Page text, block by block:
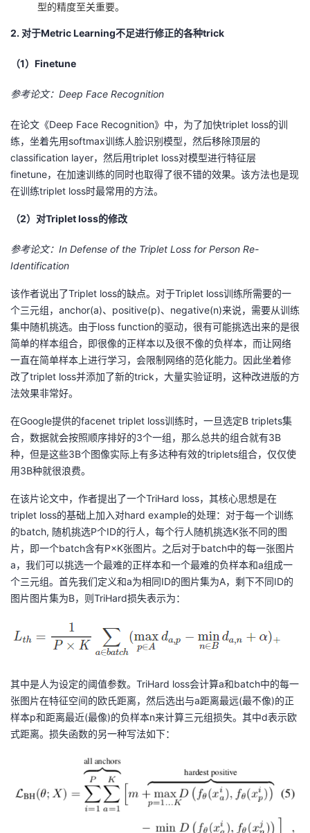
型的精度至关重要。
2. 对于Metric Learning不足进行修正的各种trick
（1）Finetune
参考论文：Deep Face Recognition
在论文《Deep Face Recognition》中，为了加快triplet loss的训
练，坐着先用softmax训练人脸识别模型，然后移除顶层的
classification layer，然后用triplet loss对模型进行特征层
finetune，在加速训练的同时也取得了很不错的效果。该方法也是现
在训练triplet loss时最常用的方法。
（2）对Triplet loss的修改
参考论文：In Defense of the Triplet Loss for Person Re-
Identification
该作者说出了Triplet loss的缺点。对于Triplet loss训练所需要的一
个三元组，anchor(a)、positive(p)、negative(n)来说，需要从训练
集中随机挑选。由于loss function的驱动，很有可能挑选出来的是很
简单的样本组合，即很像的正样本以及很不像的负样本，而让网络
一直在简单样本上进行学习，会限制网络的范化能力。因此坐着修
改了triplet loss并添加了新的trick，大量实验证明，这种改进版的方
法效果非常好。
在Google提供的facenet triplet loss训练时，一旦选定B triplets集
合，数据就会按照顺序排好的3个一组，那么总共的组合就有3B
种，但是这些3B个图像实际上有多达种有效的triplets组合，仅仅使
用3B种就很浪费。
在该片论文中，作者提出了一个TriHard loss，其核心思想是在
triplet loss的基础上加入对hard example的处理：对于每一个训练
的batch, 随机挑选P个ID的行人，每个行人随机挑选K张不同的图
片，即一个batch含有P×K张图片。之后对于batch中的每一张图片
a，我们可以挑选一个最难的正样本和一个最难的负样本和a组成一
个三元组。首先我们定义和a为相同ID的图片集为A，剩下不同ID的
图片图片集为B，则TriHard损失表示为：
其中是人为设定的阈值参数。TriHard loss会计算a和batch中的每一
张图片在特征空间的欧氏距离，然后选出与a距离最远(最不像)的正
样本p和距离最近(最像)的负样本n来计算三元组损失。其中d表示欧
式距离。损失函数的另一种写法如下：